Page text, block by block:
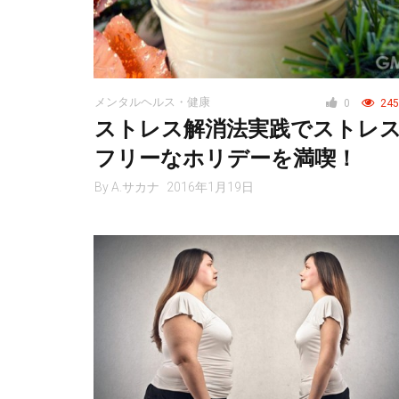
0
メンタルヘルス・健康
ストレス解消法実践でストレ
フリーなホリデーを満喫！
By A.サカナ 2016年1月19日